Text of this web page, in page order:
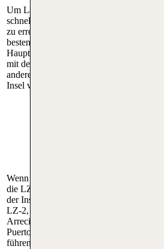
Um Lanzarote Flughafen
schnellstmöglich mit dem Auto
zu erreichen, nimmst du am
besten die LZ-2, die
Hauptstraße, die den Flughafen
mit der Hauptstadt Arrecife und
anderen wichtigen Orten der
Insel verbindet.
Wenn du mit dem Auto abreist, führt dich
die LZ-2 schnell zu den wichtigsten Zielen
der Insel. Folge einfach den Schildern zur
LZ-2, die Dich direkt zur Inselhauptstadt
Arrecife oder in andere Richtungen wie
Puerto del Carmen oder Playa Blanca
führen.